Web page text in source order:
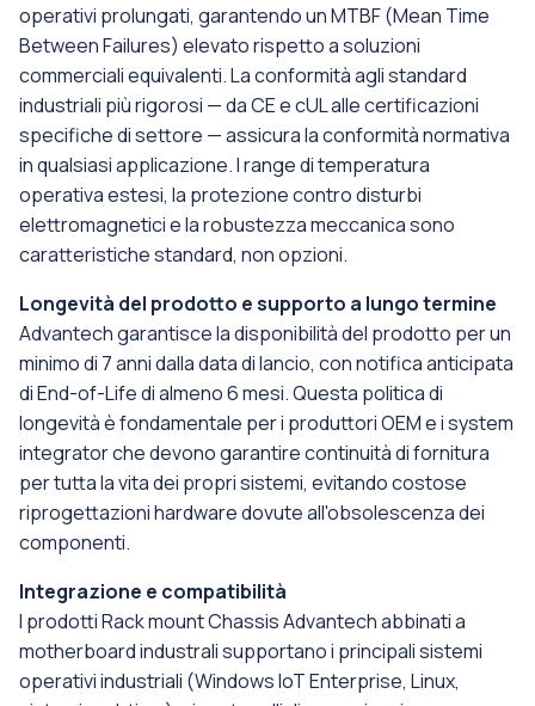
operativi prolungati, garantendo un MTBF (Mean Time
Between Failures) elevato rispetto a soluzioni
commerciali equivalenti. La conformità agli standard
industriali più rigorosi — da CE e cUL alle certificazioni
specifiche di settore — assicura la conformità normativa
in qualsiasi applicazione. I range di temperatura
operativa estesi, la protezione contro disturbi
elettromagnetici e la robustezza meccanica sono
caratteristiche standard, non opzioni.
Longevità del prodotto e supporto a lungo termine
Advantech garantisce la disponibilità del prodotto per un
minimo di 7 anni dalla data di lancio, con notifica anticipata
di End-of-Life di almeno 6 mesi. Questa politica di
longevità è fondamentale per i produttori OEM e i system
integrator che devono garantire continuità di fornitura
per tutta la vita dei propri sistemi, evitando costose
riprogettazioni hardware dovute all'obsolescenza dei
componenti.
Integrazione e compatibilità
I prodotti Rack mount Chassis Advantech abbinati a
motherboard industrali supportano i principali sistemi
operativi industriali (Windows IoT Enterprise, Linux,